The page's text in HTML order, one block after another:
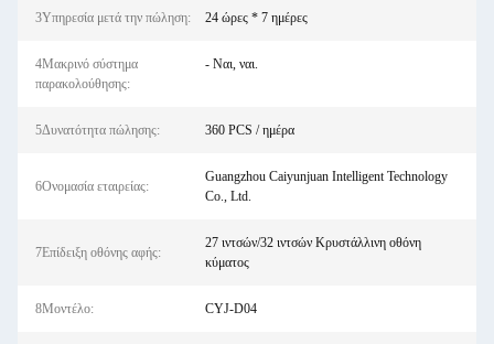
3Υπηρεσία μετά την πώληση: 24 ώρες * 7 ημέρες
4Μακρινό σύστημα
παρακολούθησης:
- Ναι, ναι.
5Δυνατότητα πώλησης: 360 PCS / ημέρα
6Ονομασία εταιρείας:
Guangzhou Caiyunjuan Intelligent Technology
Co., Ltd.
7Επίδειξη οθόνης αφής:
27 ιντσών/32 ιντσών Κρυστάλλινη οθόνη
κύματος
8Μοντέλο: CYJ-D04